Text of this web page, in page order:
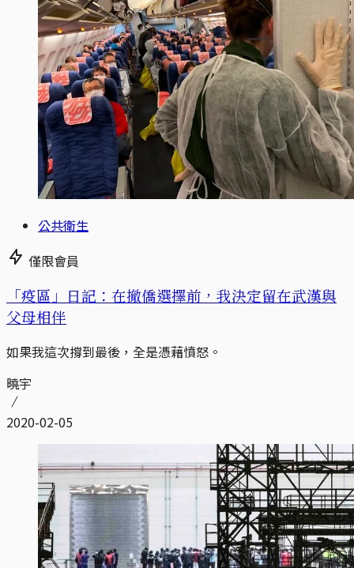
公共衛生
僅限會員
「疫區」日記：在撤僑選擇前，我決定留在武漢與
父母相伴
如果我這次撐到最後，全是憑藉憤怒。
曉宇
2020-02-05